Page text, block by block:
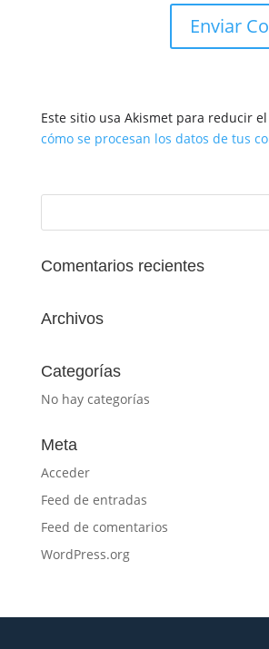
Este sitio usa Akismet para reducir
cómo se procesan los datos de tus
Comentarios recientes
Archivos
Categorías
No hay categorías
Meta
Acceder
Feed de entradas
Feed de comentarios
WordPress.org